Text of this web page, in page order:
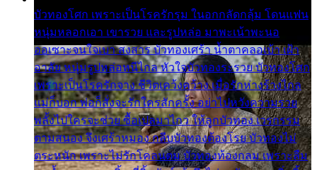
บัวทองโศก เพราะเป็นโรครักรุม ในอกกลัดกลุ้ม โดนแฟน
หนุ่มหลอกเอา เขารวย และรูปหล่อ มาพะเน้าพะนอ
ออเซาะจนใจเบา สงสาร บัวทองเศร้า น้ำตาคลอเบ้า เฝ้า
อาลัย หนุ่มรูปหล่อหนีไกล หัวใจบัวทองระรวย บัวทองโศก
เพราะเป็นโรครักจาง ชีวิตเคว้งคว้าง เมื่อรักห่างร้างไกล
แม่ก็บอก พ่อก็สั่งจะรักใครสักครั้ง อย่าไปหวังความรวย
พลั้งไปใครจะช่วย ซื้อเปลมาไกว ให้ลูกบัวทอง เวรกรรม
ตามสนอง จึงเศร้าหมอง กลีบบัวทองต้องโรย บัวทองไม่
ตระหนัก เพราะไม่รักโคลนตม บัวทองท้องกลม เพราะลืม